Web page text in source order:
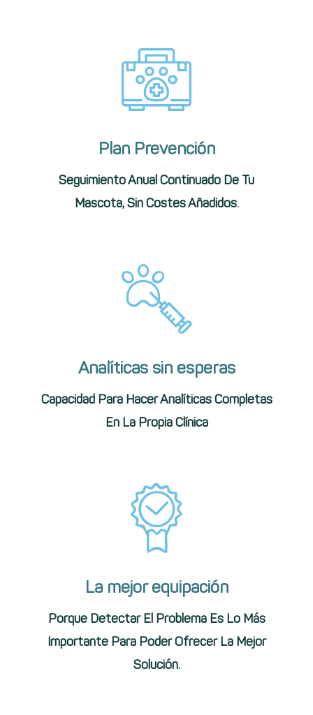
Plan Prevención
Seguimiento Anual Continuado De Tu
Mascota, Sin Costes Añadidos.
Analíticas sin esperas
Capacidad Para Hacer Analíticas Completas
En La Propia Clínica
La mejor equipación
Porque Detectar El Problema Es Lo Más
Importante Para Poder Ofrecer La Mejor
Solución.